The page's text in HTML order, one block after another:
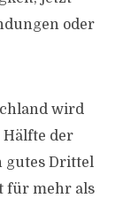
oder
wird
Hälfte der
gutes Drittel
für mehr als